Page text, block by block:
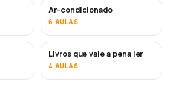
EM BREVE
Ar-condicionado
6 AULAS
EM BREVE
Livros que vale a pena ler
4 AULAS